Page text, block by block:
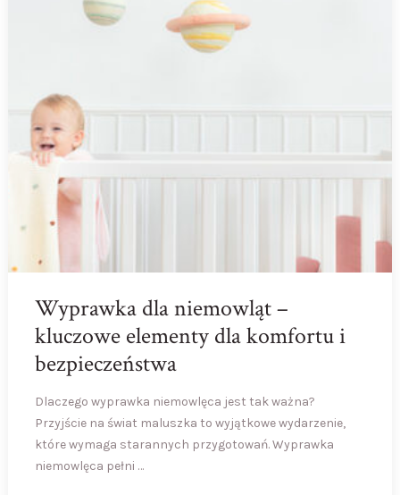
Wyprawka dla niemowląt –
kluczowe elementy dla komfortu i
bezpieczeństwa
Dlaczego wyprawka niemowlęca jest tak ważna?
Przyjście na świat maluszka to wyjątkowe wydarzenie,
które wymaga starannych przygotowań. Wyprawka
niemowlęca pełni …